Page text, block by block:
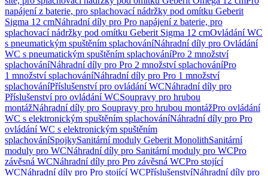
napájení z baterie, pro splachovací nádržky pod omítku Geberit
Sigma 12 cmNáhradní díly pro Pro napájení z baterie, pro
splachovací nádržky pod omítku Geberit Sigma 12 cmOvládání WC
s pneumatickým spuštěním splachováníNáhradní díly pro Ovládání
WC s pneumatickým spuštěním splachováníPro 2 množství
splachováníNáhradní díly pro Pro 2 množství splachováníPro
1 množství splachováníNáhradní díly pro Pro 1 množství
splachováníPříslušenství pro ovládání WCNáhradní díly pro
Příslušenství pro ovládání WCSoupravy pro hrubou
montážNáhradní díly pro Soupravy pro hrubou montážPro ovládání
WC s elektronickým spuštěním splachováníNáhradní díly pro Pro
ovládání WC s elektronickým spuštěním
splachováníSpojkySanitární moduly Geberit MonolithSanitární
moduly pro WCNáhradní díly pro Sanitární moduly pro WCPro
závěsná WCNáhradní díly pro Pro závěsná WCPro stojící
WCNáhradní díly pro Pro stojící WCPříslušenstvíNáhradní díly pro